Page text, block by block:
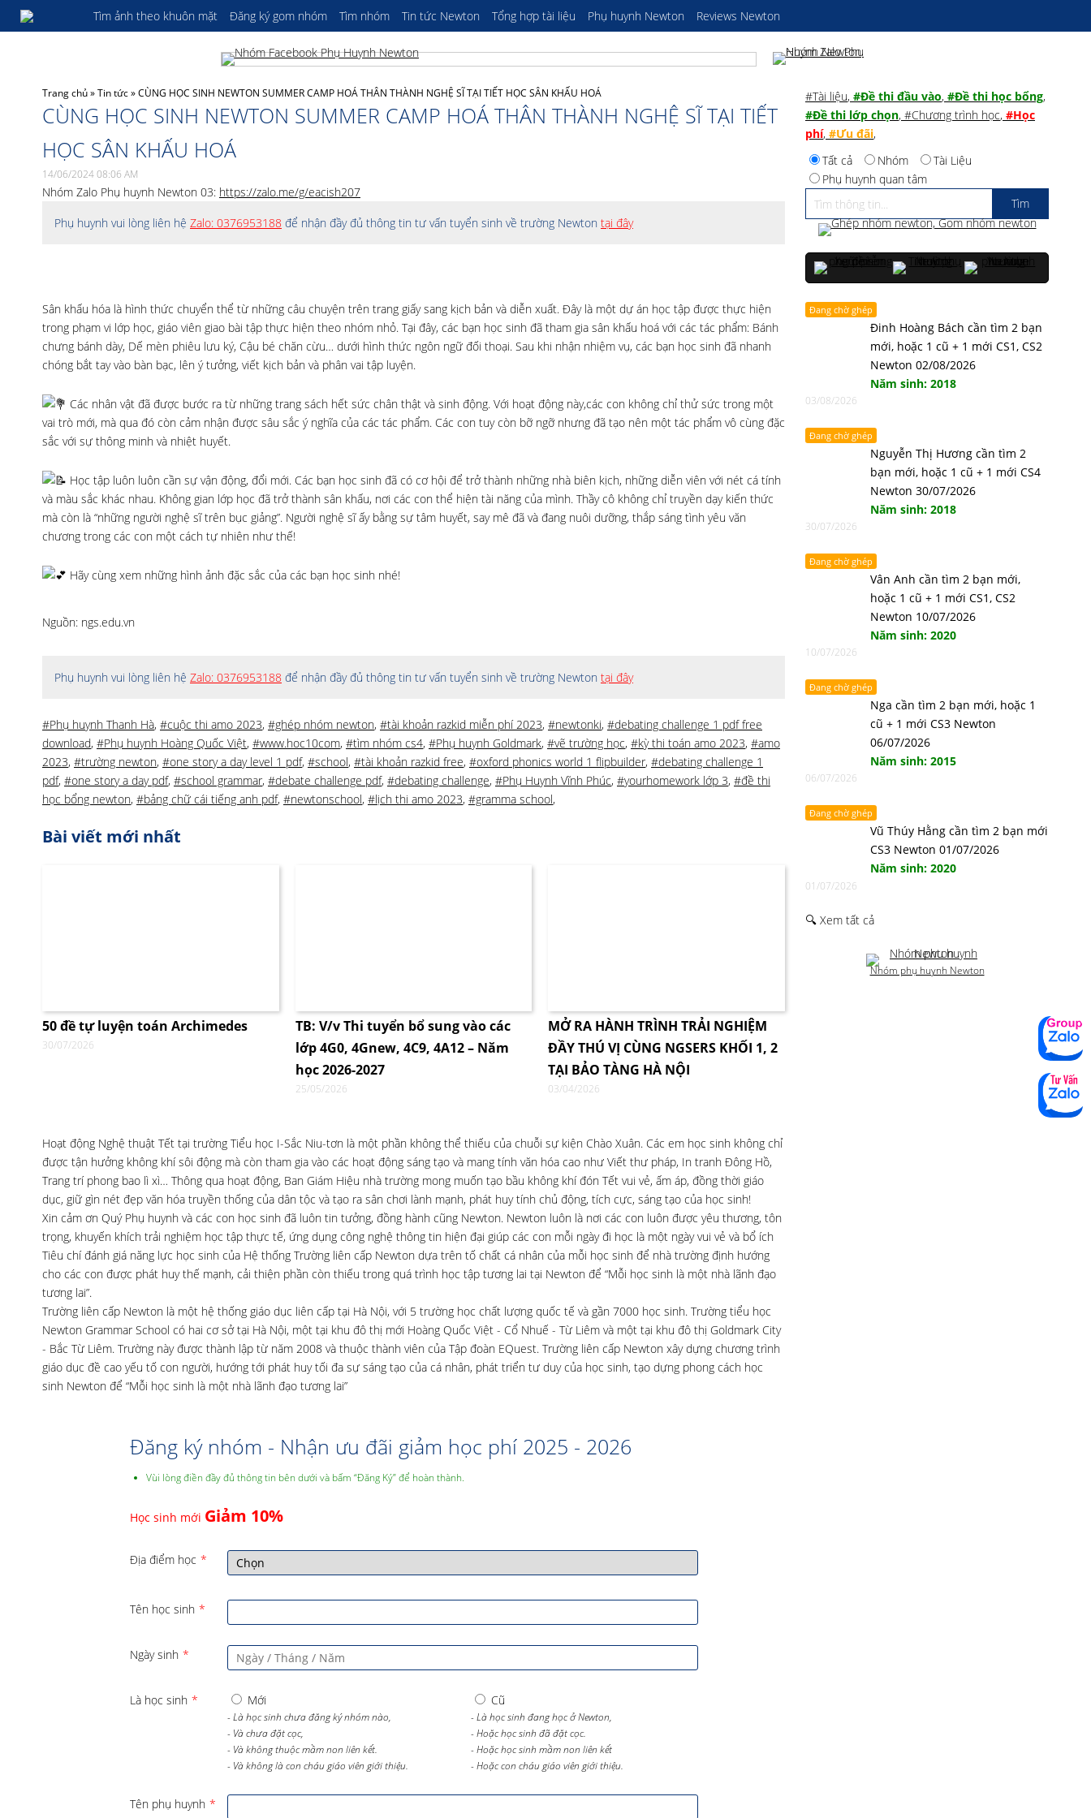
Tìm ảnh theo khuôn mặt Đăng ký gom nhóm Tìm nhóm Tin tức Newton Tổng hợp tài liệu Phụ huynh Newton Reviews Newton
Trang chủ»Tin tức»CÙNG HỌC SINH NEWTON SUMMER CAMP HOÁ THÂN THÀNH NGHỆ SĨ TẠI TIẾT HỌC SÂN KHẤU HOÁ
CÙNG HỌC SINH NEWTON SUMMER CAMP HOÁ THÂN THÀNH NGHỆ SĨ TẠI TIẾT
HỌC SÂN KHẤU HOÁ
14/06/2024 08:06 AM
Nhóm Zalo Phụ huynh Newton 03: https://zalo.me/g/eacish207
Phụ huynh vui lòng liên hệ Zalo: 0376953188 để nhận đầy đủ thông tin tư vấn tuyển sinh về trường Newton tại đây
Sân khấu hóa là hình thức chuyển thể từ những câu chuyện trên trang giấy sang kịch bản và diễn xuất. Đây là một dự án học tập được thực hiện
trong phạm vi lớp học, giáo viên giao bài tập thực hiện theo nhóm nhỏ. Tại đây, các bạn học sinh đã tham gia sân khấu hoá với các tác phẩm: Bánh
chưng bánh dày, Dế mèn phiêu lưu ký, Cậu bé chăn cừu… dưới hình thức ngôn ngữ đối thoại. Sau khi nhận nhiệm vụ, các bạn học sinh đã nhanh
chóng bắt tay vào bàn bạc, lên ý tưởng, viết kịch bản và phân vai tập luyện.
Các nhân vật đã được bước ra từ những trang sách hết sức chân thật và sinh động. Với hoạt động này,các con không chỉ thử sức trong một
vai trò mới, mà qua đó còn cảm nhận được sâu sắc ý nghĩa của các tác phẩm. Các con tuy còn bỡ ngỡ nhưng đã tạo nên một tác phẩm vô cùng đặc
sắc với sự thông minh và nhiệt huyết.
Học tập luôn luôn cần sự vận động, đổi mới. Các bạn học sinh đã có cơ hội để trở thành những nhà biên kịch, những diễn viên với nét cá tính
và màu sắc khác nhau. Không gian lớp học đã trở thành sân khấu, nơi các con thể hiện tài năng của mình. Thầy cô không chỉ truyền dạy kiến thức
mà còn là “những người nghệ sĩ trên bục giảng”. Người nghệ sĩ ấy bằng sự tâm huyết, say mê đã và đang nuôi dưỡng, thắp sáng tình yêu văn
chương trong các con một cách tự nhiên như thế!
Hãy cùng xem những hình ảnh đặc sắc của các bạn học sinh nhé!
Nguồn: ngs.edu.vn
Phụ huynh vui lòng liên hệ Zalo: 0376953188 để nhận đầy đủ thông tin tư vấn tuyển sinh về trường Newton tại đây
#Phụ huynh Thanh Hà, #cuộc thi amo 2023, #ghép nhóm newton, #tài khoản razkid miễn phí 2023, #newtonki, #debating challenge 1 pdf free
download, #Phụ huynh Hoàng Quốc Việt, #www.hoc10com, #tìm nhóm cs4, #Phụ huynh Goldmark, #vẽ trường học, #kỳ thi toán amo 2023, #amo
2023, #trường newton, #one story a day level 1 pdf, #school, #tài khoản razkid free, #oxford phonics world 1 flipbuilder, #debating challenge 1
pdf, #one story a day pdf, #school grammar, #debate challenge pdf, #debating challenge, #Phụ Huynh Vĩnh Phúc, #yourhomework lớp 3, #đề thi
học bổng newton, #bảng chữ cái tiếng anh pdf, #newtonschool, #lịch thi amo 2023, #gramma school,
Bài viết mới nhất
50 đề tự luyện toán Archimedes
30/07/2026
TB: V/v Thi tuyển bổ sung vào các
lớp 4G0, 4Gnew, 4C9, 4A12 – Năm
học 2026-2027
25/05/2026
MỞ RA HÀNH TRÌNH TRẢI NGHIỆM
ĐẦY THÚ VỊ CÙNG NGSERS KHỐI 1, 2
TẠI BẢO TÀNG HÀ NỘI
03/04/2026
Hoạt động Nghệ thuật Tết tại trường Tiểu học I-Sắc Niu-tơn là một phần không thể thiếu của chuỗi sự kiện Chào Xuân. Các em học sinh không chỉ
được tận hưởng không khí sôi động mà còn tham gia vào các hoạt động sáng tạo và mang tính văn hóa cao như Viết thư pháp, In tranh Đông Hồ,
Trang trí phong bao lì xì… Thông qua hoạt động, Ban Giám Hiệu nhà trường mong muốn tạo bầu không khí đón Tết vui vẻ, ấm áp, đồng thời giáo
dục, giữ gìn nét đẹp văn hóa truyền thống của dân tộc và tạo ra sân chơi lành mạnh, phát huy tính chủ động, tích cực, sáng tạo của học sinh!
Xin cảm ơn Quý Phụ huynh và các con học sinh đã luôn tin tưởng, đồng hành cũng Newton. Newton luôn là nơi các con luôn được yêu thương, tôn
trọng, khuyến khích trải nghiệm học tập thực tế, ứng dụng công nghệ thông tin hiện đại giúp các con mỗi ngày đi học là một ngày vui vẻ và bổ ích
Tiêu chí đánh giá năng lực học sinh của Hệ thống Trường liên cấp Newton dựa trên tố chất cá nhân của mỗi học sinh để nhà trường định hướng
cho các con được phát huy thế mạnh, cải thiện phần còn thiếu trong quá trình học tập tương lai tại Newton để “Mỗi học sinh là một nhà lãnh đạo
tương lai”.
Trường liên cấp Newton là một hệ thống giáo dục liên cấp tại Hà Nội, với 5 trường học chất lượng quốc tế và gần 7000 học sinh. Trường tiểu học
Newton Grammar School có hai cơ sở tại Hà Nội, một tại khu đô thị mới Hoàng Quốc Việt - Cổ Nhuế - Từ Liêm và một tại khu đô thị Goldmark City
- Bắc Từ Liêm. Trường này được thành lập từ năm 2008 và thuộc thành viên của Tập đoàn EQuest. Trường liên cấp Newton xây dựng chương trình
giáo dục đề cao yếu tố con người, hướng tới phát huy tối đa sự sáng tạo của cá nhân, phát triển tư duy của học sinh, tạo dựng phong cách học
sinh Newton để “Mỗi học sinh là một nhà lãnh đạo tương lai”
Đăng ký nhóm - Nhận ưu đãi giảm học phí 2025 - 2026
Vùi lòng điền đầy đủ thông tin bên dưới và bấm “Đăng Ký” để hoàn thành.
Học sinh mới Giảm 10%
Địa điểm học *
Tên học sinh *
Ngày sinh *
Là học sinh * Mới
- Là học sinh chưa đăng ký nhóm nào,
- Và chưa đặt cọc,
- Và không thuộc mầm non liên kết.
- Và không là con cháu giáo viên giới thiệu.
Cũ
- Là học sinh đang học ở Newton,
- Hoặc học sinh đã đặt cọc.
- Hoặc học sinh mầm non liên kết
- Hoặc con cháu giáo viên giới thiệu.
Tên phụ huynh *
#Tài liệu, #Đề thi đầu vào, #Đề thi học bổng,
#Đề thi lớp chọn, #Chương trình học, #Học
phí, #Ưu đãi,
Tất cả
Nhóm
Tài Liệu
Phụ huynh quan tâm
Đang chờ ghép
Đinh Hoàng Bách cần tìm 2 bạn
mới, hoặc 1 cũ + 1 mới CS1, CS2
Newton 02/08/2026
Năm sinh: 2018
03/08/2026
Đang chờ ghép
Nguyễn Thị Hương cần tìm 2
bạn mới, hoặc 1 cũ + 1 mới CS4
Newton 30/07/2026
Năm sinh: 2018
30/07/2026
Đang chờ ghép
Vân Anh cần tìm 2 bạn mới,
hoặc 1 cũ + 1 mới CS1, CS2
Newton 10/07/2026
Năm sinh: 2020
10/07/2026
Đang chờ ghép
Nga cần tìm 2 bạn mới, hoặc 1
cũ + 1 mới CS3 Newton
06/07/2026
Năm sinh: 2015
06/07/2026
Đang chờ ghép
Vũ Thúy Hằng cần tìm 2 bạn mới
CS3 Newton 01/07/2026
Năm sinh: 2020
01/07/2026
🔍 Xem tất cả
Nhóm phụ huynh Newton